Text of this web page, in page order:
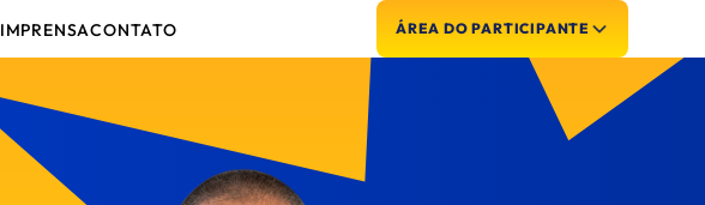
IMPRENSACONTATO ÁREA DO PARTICIPANTE